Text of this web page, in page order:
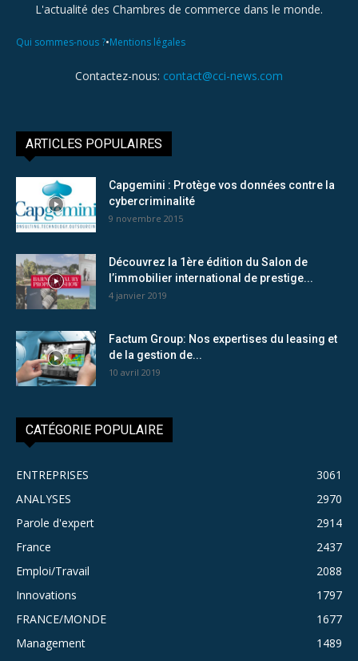
L'actualité des Chambres de commerce dans le monde.
Qui sommes-nous ?•Mentions légales
Contactez-nous: contact@cci-news.com
ARTICLES POPULAIRES
Capgemini : Protège vos données contre la
cybercriminalité
9 novembre 2015
Découvrez la 1ère édition du Salon de
l’immobilier international de prestige...
4 janvier 2019
Factum Group: Nos expertises du leasing et
de la gestion de...
10 avril 2019
CATÉGORIE POPULAIRE
ENTREPRISES
3061
ANALYSES
2970
Parole d'expert
2914
France
2437
Emploi/Travail
2088
Innovations
1797
FRANCE/MONDE
1677
Management
1489